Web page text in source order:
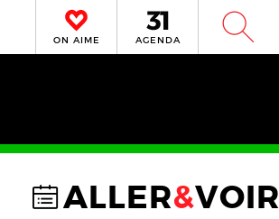
ON AIME AGENDA W
@ALLER&VOIR